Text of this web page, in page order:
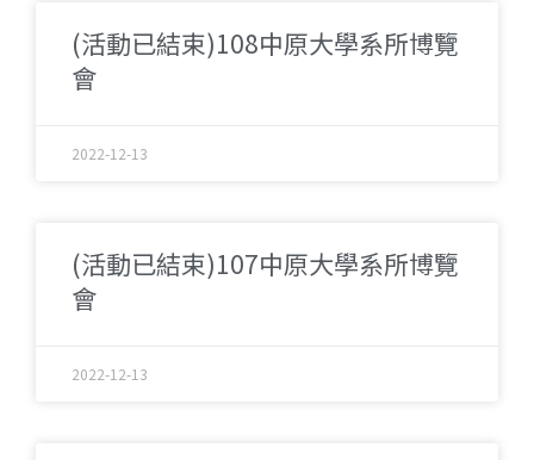
(活動已結束)108中原大學系所博覽
會
2022-12-13
(活動已結束)107中原大學系所博覽
會
2022-12-13